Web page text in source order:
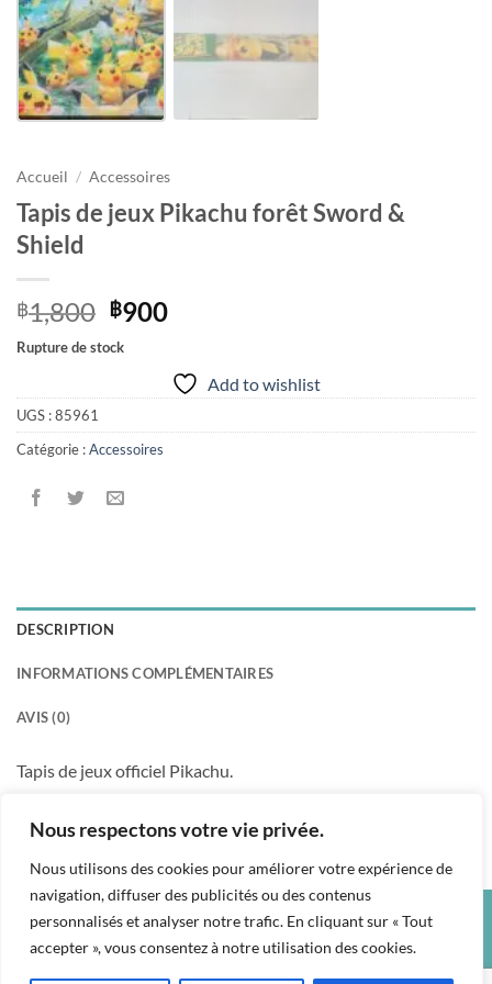
Nous respectons votre vie privée.
Nous utilisons des cookies pour améliorer votre expérience de
navigation, diffuser des publicités ou des contenus
personnalisés et analyser notre trafic. En cliquant sur « Tout
accepter », vous consentez à notre utilisation des cookies.
Accueil / Accessoires
Tapis de jeux Pikachu forêt Sword &
Shield
฿1,800 Le
prix
initial
était :
฿900Le
est :
Rupture de stock
Add to wishlist
UGS :85961
Catégorie :Accessoires
DESCRIPTION
INFORMATIONS COMPLÉMENTAIRES
AVIS (0)
Tapis de jeux officiel Pikachu.
Dim: 580 X 300 mm
Credit
Card
Visa PayPal